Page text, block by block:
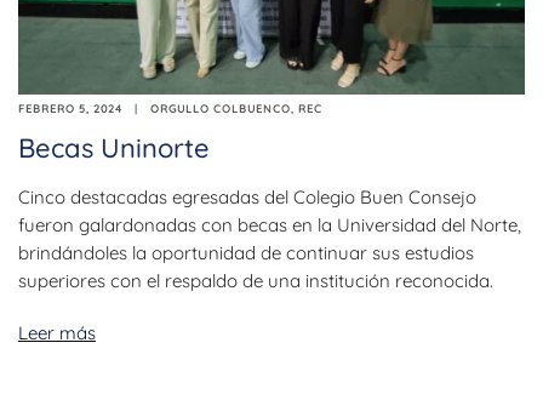
FEBRERO 5, 2024 ORGULLO COLBUENCO, REC
Becas Uninorte
Cinco destacadas egresadas del Colegio Buen Consejo
fueron galardonadas con becas en la Universidad del Norte,
brindándoles la oportunidad de continuar sus estudios
superiores con el respaldo de una institución reconocida.
Leer más